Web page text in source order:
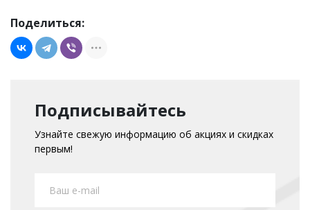
Поделиться:
Подписывайтесь
Узнайте свежую информацию об акциях и скидках
первым!